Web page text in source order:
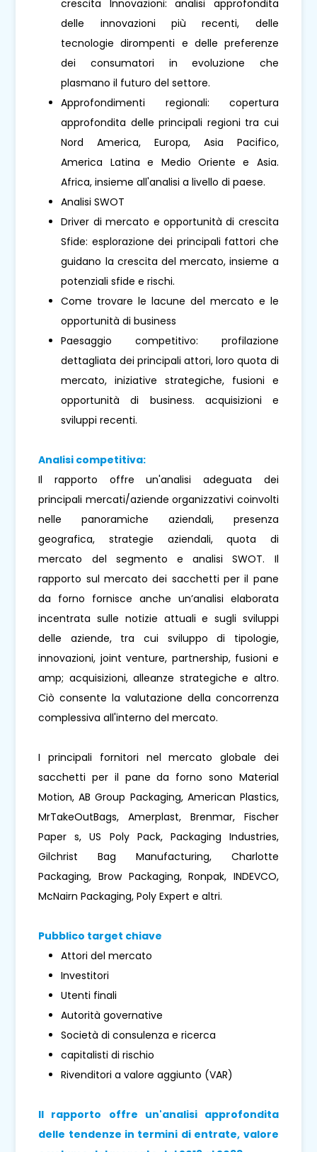
crescita Innovazioni: analisi approfondita
delle innovazioni più recenti, delle
tecnologie dirompenti e delle preferenze
dei consumatori in evoluzione che
plasmano il futuro del settore.
Approfondimenti regionali: copertura
approfondita delle principali regioni tra cui
Nord America, Europa, Asia Pacifico,
America Latina e Medio Oriente e Asia.
Africa, insieme all'analisi a livello di paese.
Analisi SWOT
Driver di mercato e opportunità di crescita
Sfide: esplorazione dei principali fattori che
guidano la crescita del mercato, insieme a
potenziali sfide e rischi.
Come trovare le lacune del mercato e le
opportunità di business
Paesaggio competitivo: profilazione
dettagliata dei principali attori, loro quota di
mercato, iniziative strategiche, fusioni e
opportunità di business. acquisizioni e
sviluppi recenti.
Analisi competitiva:
Il rapporto offre un'analisi adeguata dei
principali mercati/aziende organizzativi coinvolti
nelle panoramiche aziendali, presenza
geografica, strategie aziendali, quota di
mercato del segmento e analisi SWOT. Il
rapporto sul mercato dei sacchetti per il pane
da forno fornisce anche un’analisi elaborata
incentrata sulle notizie attuali e sugli sviluppi
delle aziende, tra cui sviluppo di tipologie,
innovazioni, joint venture, partnership, fusioni e
amp; acquisizioni, alleanze strategiche e altro.
Ciò consente la valutazione della concorrenza
complessiva all'interno del mercato.
I principali fornitori nel mercato globale dei
sacchetti per il pane da forno sono Material
Motion, AB Group Packaging, American Plastics,
MrTakeOutBags, Amerplast, Brenmar, Fischer
Paper s, US Poly Pack, Packaging Industries,
Gilchrist Bag Manufacturing, Charlotte
Packaging, Brow Packaging, Ronpak, INDEVCO,
McNairn Packaging, Poly Expert e altri.
Pubblico target chiave
Attori del mercato
Investitori
Utenti finali
Autorità governative
Società di consulenza e ricerca
capitalisti di rischio
Rivenditori a valore aggiunto (VAR)
Il rapporto offre un'analisi approfondita
delle tendenze in termini di entrate, valore